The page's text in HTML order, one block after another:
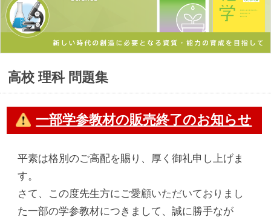
高校 理科 問題集
一部学参教材の販売終了のお知らせ
平素は格別のご高配を賜り、厚く御礼申し上げま
す。
さて、この度先生方にご愛顧いただいておりまし
た一部の学参教材につきまして、誠に勝手なが